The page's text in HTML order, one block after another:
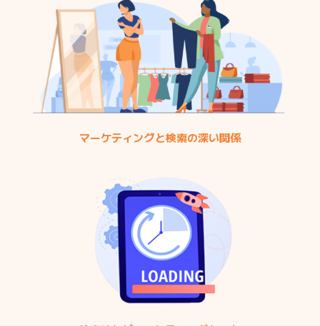
マーケティングと検索の深い関係